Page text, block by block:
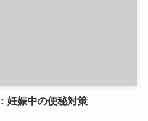
妊娠中の便秘対策